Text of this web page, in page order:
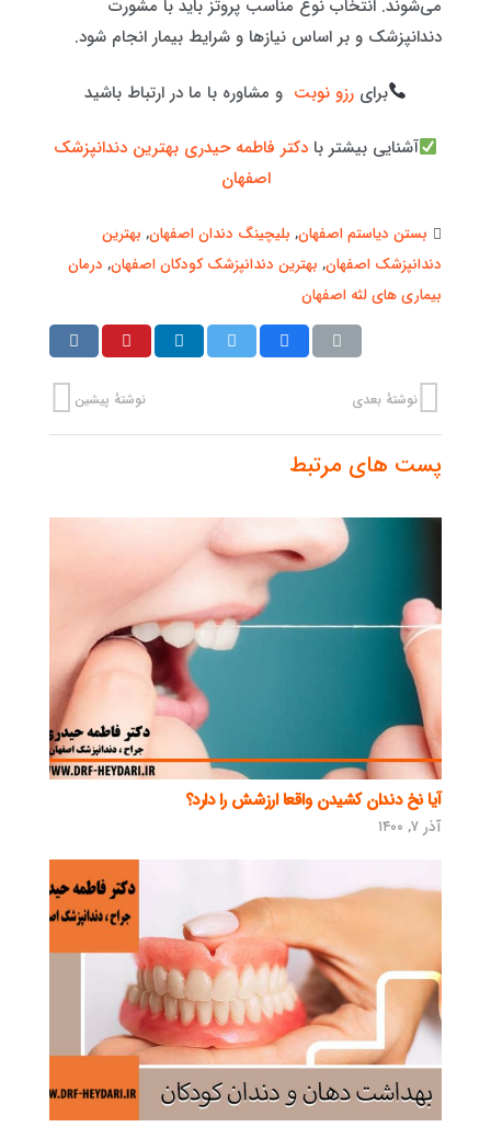
می‌شوند. انتخاب نوع مناسب پروتز باید با مشورت
دندانپزشک و بر اساس نیازها و شرایط بیمار انجام شود.
برای رزو نوبت و مشاوره با ما در ارتباط باشید
آشنایی بیشتر بادکتر فاطمه حیدری بهترین دندانپزشک
اصفهان
بستن دیاستم اصفهان, بلیچینگ دندان اصفهان, بهترین
دندانپزشک اصفهان, بهترین دندانپزشک کودکان اصفهان, درمان
بیماری های لثه اصفهان
نوشتهٔ پیشین نوشتهٔ بعدی
پست های مرتبط
آیا نخ دندان کشیدن واقعا ارزشش را دارد؟
آذر ۷, ۱۴۰۰